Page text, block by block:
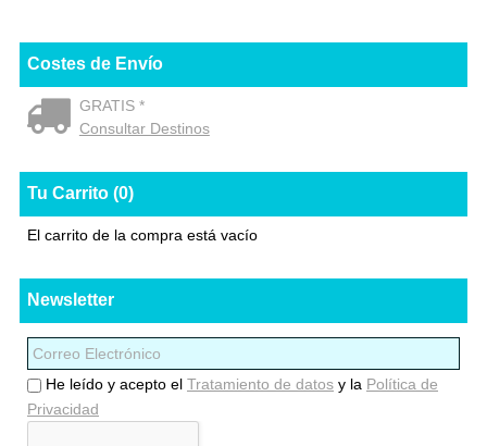
Costes de Envío
GRATIS *
Consultar Destinos
Tu Carrito (0)
El carrito de la compra está vacío
Newsletter
He leído y acepto el Tratamiento de datos y la Política de
Privacidad